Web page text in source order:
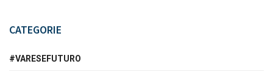
CATEGORIE
#VARESEFUTURO